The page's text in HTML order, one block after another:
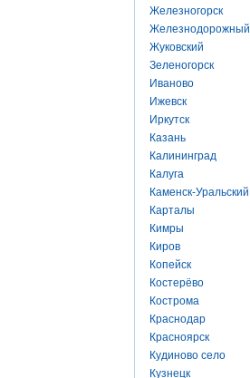
Железногорск
Железнодорожный
Жуковский
Зеленогорск
Иваново
Ижевск
Иркутск
Казань
Калининград
Калуга
Каменск-Уральский
Карталы
Кимры
Киров
Копейск
Костерёво
Кострома
Краснодар
Красноярск
Кудиново село
Кузнецк